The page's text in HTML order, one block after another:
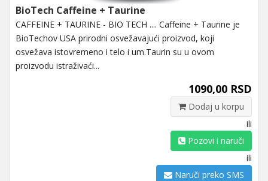
BioTech Caffeine + Taurine
CAFFEINE + TAURINE - BIO TECH .... Caffeine + Taurine je
BioTechov USA prirodni osvežavajući proizvod, koji
osvežava istovremeno i telo i um.Taurin su u ovom
proizvodu istraživaći...
1090,00 RSD
Dodaj u korpu
ili
Pozovi i naruči
ili
Naruči preko SMS